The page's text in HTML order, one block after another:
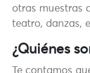
otras muestras
teatro, danzas,
¿Quiénes
Te contamos